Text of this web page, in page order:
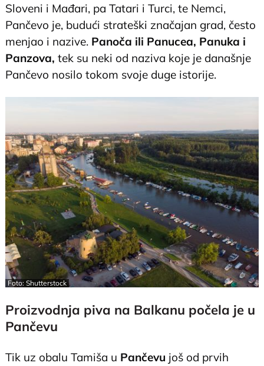
Sloveni i Mađari, pa Tatari i Turci, te Nemci,
Pančevo je, budući strateški značajan grad, često
menjao i nazive. Panoča ili Panucea, Panuka i
Panzova, tek su neki od naziva koje je današnje
Pančevo nosilo tokom svoje duge istorije.
Foto: Shutterstock
Proizvodnja piva na Balkanu počela je u
Pančevu
Tik uz obalu Tamiša u Pančevu još od prvih